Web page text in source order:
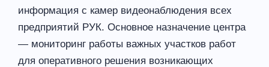
информация с камер видеонаблюдения всех
предприятий РУК. Основное назначение центра
— мониторинг работы важных участков работ
для оперативного решения возникающих